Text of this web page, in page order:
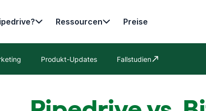
Ressourcen Preise
Produkt-Updates Fallstudien
In neuem Fenster öffnen